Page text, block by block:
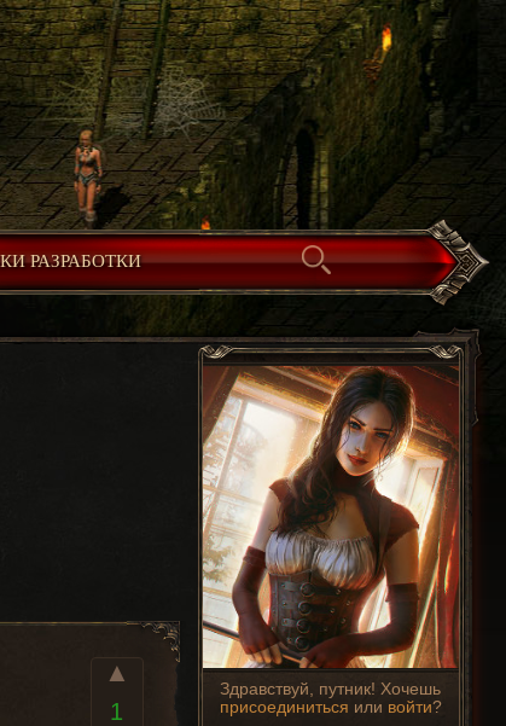
РАЗРАБОТКИ
Здравствуй, путник! Хочешь
присоединиться или войти?
▲
1